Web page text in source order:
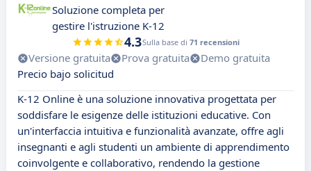
Soluzione completa per
gestire l'istruzione K-12
4.3Sulla base di 71 recensioni
Versione gratuita Prova gratuita
Demo gratuita
Precio bajo solicitud
K-12 Online è una soluzione innovativa progettata per
soddisfare le esigenze delle istituzioni educative. Con
un'interfaccia intuitiva e funzionalità avanzate, offre agli
insegnanti e agli studenti un ambiente di apprendimento
coinvolgente e collaborativo, rendendo la gestione